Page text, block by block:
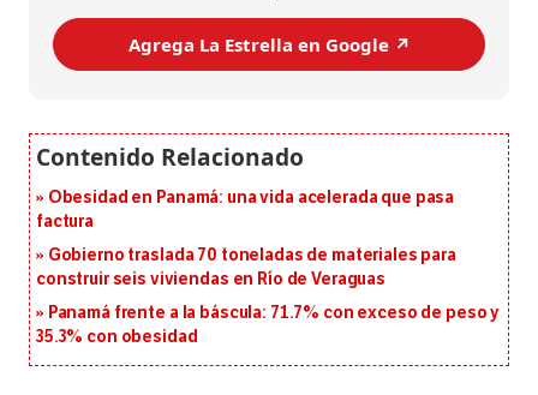
Agrega La Estrella en Google ↗️
Obesidad en Panamá: una vida acelerada que pasa
factura
Gobierno traslada 70 toneladas de materiales para
construir seis viviendas en Río de Veraguas
Panamá frente a la báscula: 71.7% con exceso de peso y
35.3% con obesidad